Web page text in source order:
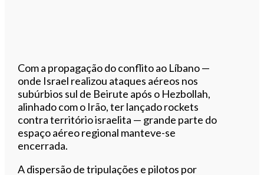
Com a propagação do conflito ao Líbano —
onde Israel realizou ataques aéreos nos
subúrbios sul de Beirute após o Hezbollah,
alinhado com o Irão, ter lançado rockets
contra território israelita — grande parte do
espaço aéreo regional manteve-se
encerrada.
A dispersão de tripulações e pilotos por